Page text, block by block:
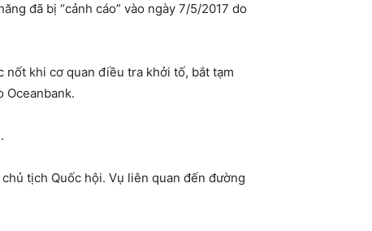
đã bị “cảnh cáo” vào ngày 7/5/2017 do
khi cơ quan điều tra khởi tố, bắt tạm
Oceanbank.
tịch Quốc hội. Vụ liên quan đến đường